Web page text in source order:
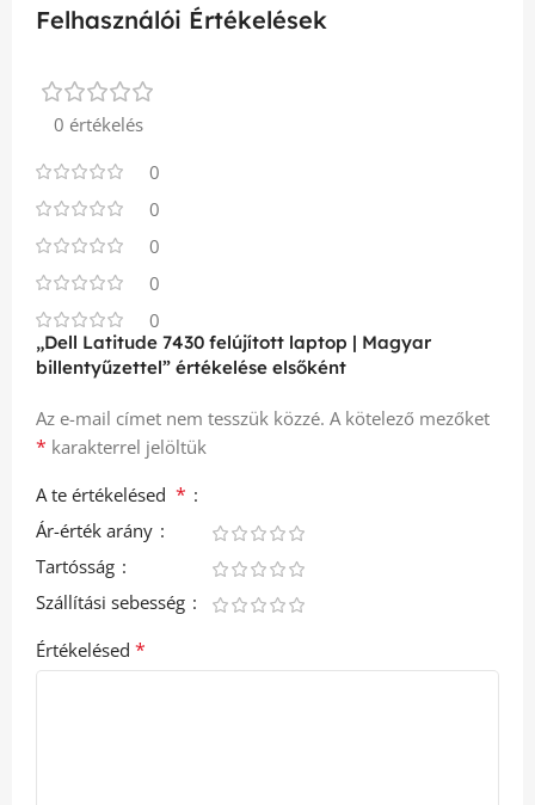
Felhasználói Értékelések
0 értékelés
0
0
0
0
0
„Dell Latitude 7430 felújított laptop | Magyar
billentyűzettel” értékelése elsőként
Az e-mail címet nem tesszük közzé. A kötelező mezőket
* karakterrel jelöltük
A te értékelésed *
Ár-érték arány
Tartósság
Szállítási sebesség
Értékelésed *